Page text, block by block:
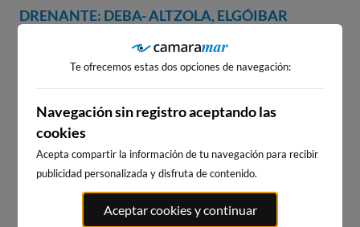
DRENANTE: DEBA- ALTZOLA, ELGÓIBAR
PREVISIÓN METEOROLOGÍA
WEBCAM CUENCA DRENANTE:
DEBA- ALTZOLA, ELGÓIBAR
WEBCAMS CERCANAS
Te ofrecemos estas dos opciones de navegación:
Navegación sin registro aceptando las
cookies
Acepta compartir la información de tu navegación para recibir
publicidad personalizada y disfruta de contenido.
Aceptar cookies y continuar